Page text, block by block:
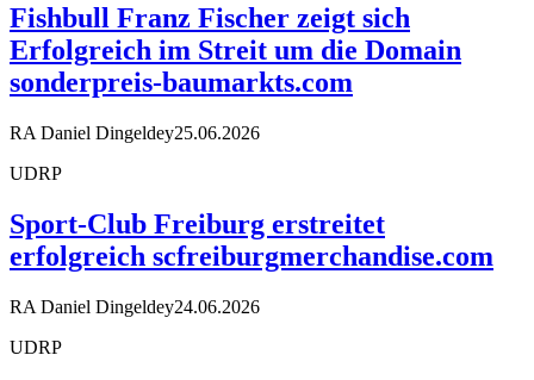
Fishbull Franz Fischer zeigt sich
Erfolgreich im Streit um die Domain
sonderpreis-baumarkts.com
RA Daniel Dingeldey25.06.2026
UDRP
Sport-Club Freiburg erstreitet
erfolgreich scfreiburgmerchandise.com
RA Daniel Dingeldey24.06.2026
UDRP